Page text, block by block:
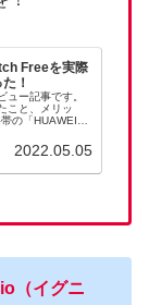
Freeを実際
！
ュー記事です。
こと、メリッ
の「HUAWEI
出せないけど、
ォッチは気にな
2022.05.05
（イグニ